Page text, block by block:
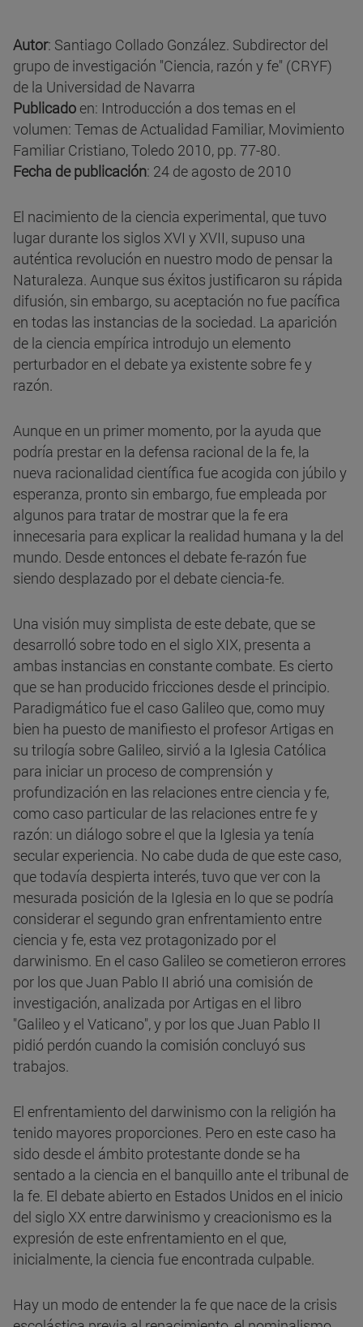
Autor: Santiago Collado González. Subdirector del
grupo de investigación "Ciencia, razón y fe" (CRYF)
de la Universidad de Navarra
Publicado en: Introducción a dos temas en el
volumen: Temas de Actualidad Familiar, Movimiento
Familiar Cristiano, Toledo 2010, pp. 77-80.
Fecha de publicación: 24 de agosto de 2010
El nacimiento de la ciencia experimental, que tuvo
lugar durante los siglos XVI y XVII, supuso una
auténtica revolución en nuestro modo de pensar la
Naturaleza. Aunque sus éxitos justificaron su rápida
difusión, sin embargo, su aceptación no fue pacífica
en todas las instancias de la sociedad. La aparición
de la ciencia empírica introdujo un elemento
perturbador en el debate ya existente sobre fe y
razón.
Aunque en un primer momento, por la ayuda que
podría prestar en la defensa racional de la fe, la
nueva racionalidad científica fue acogida con júbilo y
esperanza, pronto sin embargo, fue empleada por
algunos para tratar de mostrar que la fe era
innecesaria para explicar la realidad humana y la del
mundo. Desde entonces el debate fe-razón fue
siendo desplazado por el debate ciencia-fe.
Una visión muy simplista de este debate, que se
desarrolló sobre todo en el siglo XIX, presenta a
ambas instancias en constante combate. Es cierto
que se han producido fricciones desde el principio.
Paradigmático fue el caso Galileo que, como muy
bien ha puesto de manifiesto el profesor Artigas en
su trilogía sobre Galileo, sirvió a la Iglesia Católica
para iniciar un proceso de comprensión y
profundización en las relaciones entre ciencia y fe,
como caso particular de las relaciones entre fe y
razón: un diálogo sobre el que la Iglesia ya tenía
secular experiencia. No cabe duda de que este caso,
que todavía despierta interés, tuvo que ver con la
mesurada posición de la Iglesia en lo que se podría
considerar el segundo gran enfrentamiento entre
ciencia y fe, esta vez protagonizado por el
darwinismo. En el caso Galileo se cometieron errores
por los que Juan Pablo II abrió una comisión de
investigación, analizada por Artigas en el libro
"Galileo y el Vaticano", y por los que Juan Pablo II
pidió perdón cuando la comisión concluyó sus
trabajos.
El enfrentamiento del darwinismo con la religión ha
tenido mayores proporciones. Pero en este caso ha
sido desde el ámbito protestante donde se ha
sentado a la ciencia en el banquillo ante el tribunal de
la fe. El debate abierto en Estados Unidos en el inicio
del siglo XX entre darwinismo y creacionismo es la
expresión de este enfrentamiento en el que,
inicialmente, la ciencia fue encontrada culpable.
Hay un modo de entender la fe que nace de la crisis